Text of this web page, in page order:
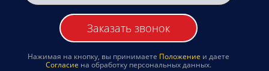
Заказать звонок
Нажимая на кнопку, вы принимаете Положение и даете
Согласие на обработку персональных данных.